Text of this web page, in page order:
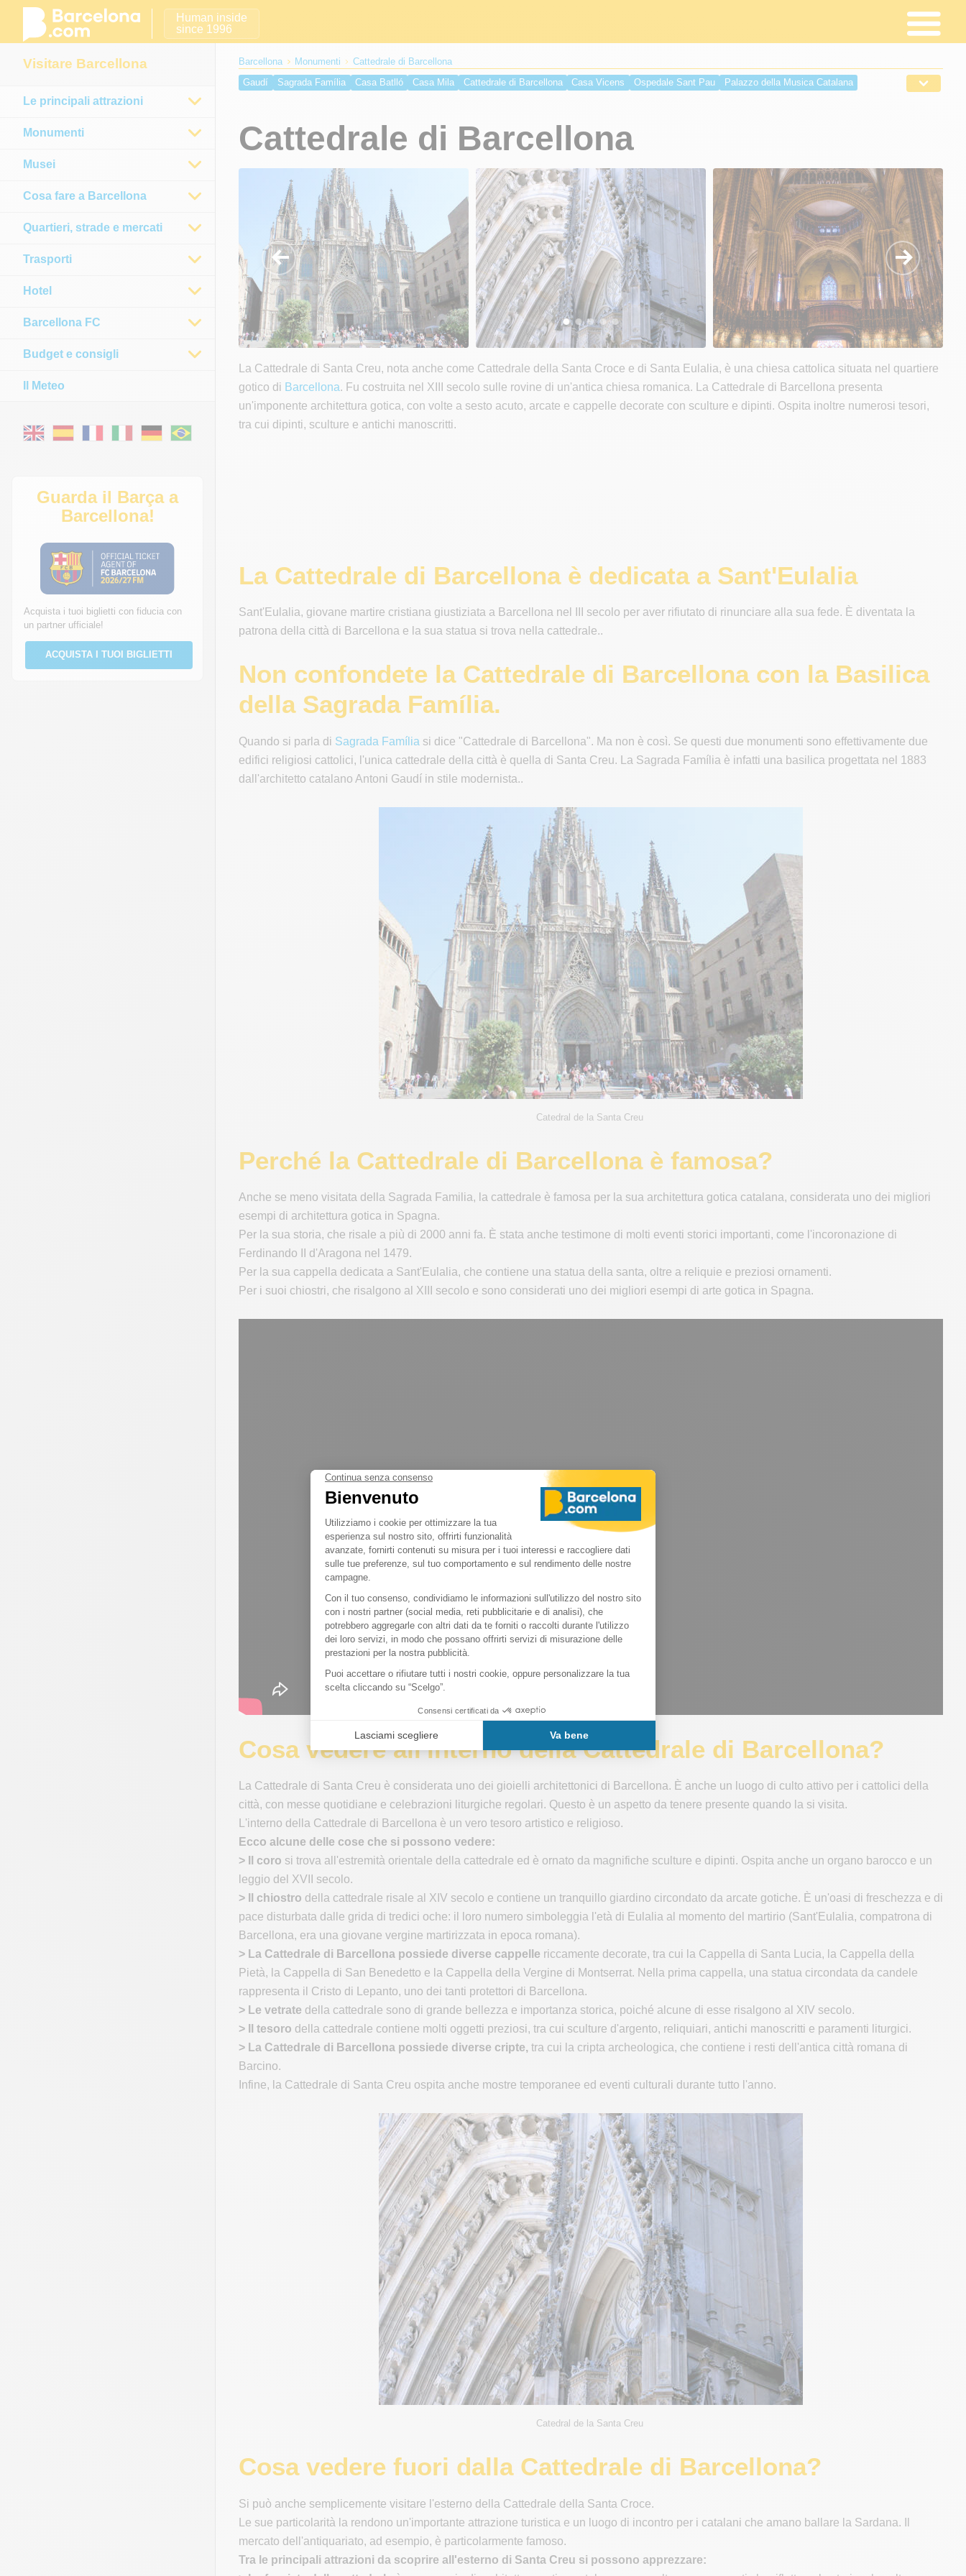
Human inside
since 1996
Barcellona Monumenti
Cattedrale di Barcellona
Gaudí
Sagrada Família Casa Batlló Casa Mila Cattedrale di Barcellona Casa Vicens Ospedale Sant Pau
Palazzo della Musica Catalana
Lo Stadio Olimpico
Il Castello di Montjuic Arena La Monumental Palazzo di Pedralbes
Cattedrale di Barcellona
La Cattedrale di Santa Creu, nota anche come Cattedrale della Santa Croce e di Santa Eulalia, è una chiesa cattolica situata nel quartiere
gotico di Barcellona. Fu costruita nel XIII secolo sulle rovine di un'antica chiesa romanica. La Cattedrale di Barcellona presenta
un'imponente architettura gotica, con volte a sesto acuto, arcate e cappelle decorate con sculture e dipinti. Ospita inoltre numerosi tesori,
tra cui dipinti, sculture e antichi manoscritti.
La Cattedrale di Barcellona è dedicata a Sant'Eulalia
Sant'Eulalia, giovane martire cristiana giustiziata a Barcellona nel III secolo per aver rifiutato di rinunciare alla sua fede. È diventata la
patrona della città di Barcellona e la sua statua si trova nella cattedrale..
Non confondete la Cattedrale di Barcellona con la Basilica
della Sagrada Família.
Quando si parla di Sagrada Família si dice "Cattedrale di Barcellona". Ma non è così. Se questi due monumenti sono effettivamente due
edifici religiosi cattolici, l'unica cattedrale della città è quella di Santa Creu. La Sagrada Família è infatti una basilica progettata nel 1883
dall'architetto catalano Antoni Gaudí in stile modernista..
Catedral de la Santa Creu
Perché la Cattedrale di Barcellona è famosa?
Anche se meno visitata della Sagrada Familia, la cattedrale è famosa per la sua architettura gotica catalana, considerata uno dei migliori
esempi di architettura gotica in Spagna.
Per la sua storia, che risale a più di 2000 anni fa. È stata anche testimone di molti eventi storici importanti, come l'incoronazione di
Ferdinando II d'Aragona nel 1479.
Per la sua cappella dedicata a Sant'Eulalia, che contiene una statua della santa, oltre a reliquie e preziosi ornamenti.
Per i suoi chiostri, che risalgono al XIII secolo e sono considerati uno dei migliori esempi di arte gotica in Spagna.
Cosa vedere all'interno della Cattedrale di Barcellona?
La Cattedrale di Santa Creu è considerata uno dei gioielli architettonici di Barcellona. È anche un luogo di culto attivo per i cattolici della
città, con messe quotidiane e celebrazioni liturgiche regolari. Questo è un aspetto da tenere presente quando la si visita.
L'interno della Cattedrale di Barcellona è un vero tesoro artistico e religioso.
Ecco alcune delle cose che si possono vedere:
> Il coro si trova all'estremità orientale della cattedrale ed è ornato da magnifiche sculture e dipinti. Ospita anche un organo barocco e un
leggio del XVII secolo.
> Il chiostro della cattedrale risale al XIV secolo e contiene un tranquillo giardino circondato da arcate gotiche. È un'oasi di freschezza e di
pace disturbata dalle grida di tredici oche: il loro numero simboleggia l'età di Eulalia al momento del martirio (Sant'Eulalia, compatrona di
Barcellona, era una giovane vergine martirizzata in epoca romana).
> La Cattedrale di Barcellona possiede diverse cappelle riccamente decorate, tra cui la Cappella di Santa Lucia, la Cappella della
Pietà, la Cappella di San Benedetto e la Cappella della Vergine di Montserrat. Nella prima cappella, una statua circondata da candele
rappresenta il Cristo di Lepanto, uno dei tanti protettori di Barcellona.
> Le vetrate della cattedrale sono di grande bellezza e importanza storica, poiché alcune di esse risalgono al XIV secolo.
> Il tesoro della cattedrale contiene molti oggetti preziosi, tra cui sculture d'argento, reliquiari, antichi manoscritti e paramenti liturgici.
> La Cattedrale di Barcellona possiede diverse cripte, tra cui la cripta archeologica, che contiene i resti dell'antica città romana di
Barcino.
Infine, la Cattedrale di Santa Creu ospita anche mostre temporanee ed eventi culturali durante tutto l'anno.
Catedral de la Santa Creu
Cosa vedere fuori dalla Cattedrale di Barcellona?
Si può anche semplicemente visitare l'esterno della Cattedrale della Santa Croce.
Le sue particolarità la rendono un'importante attrazione turistica e un luogo di incontro per i catalani che amano ballare la Sardana. Il
mercato dell'antiquariato, ad esempio, è particolarmente famoso.
Tra le principali attrazioni da scoprire all'esterno di Santa Creu si possono apprezzare:
Visitare Barcellona
Le principali attrazioni
Monumenti
Musei
Cosa fare a Barcellona
Quartieri, strade e mercati
Trasporti
Hotel
Barcellona FC
Budget e consigli
Il Meteo
Guarda il Barça a
Barcellona!
Acquista i tuoi biglietti con fiducia con
un partner ufficiale!
ACQUISTA I TUOI BIGLIETTI